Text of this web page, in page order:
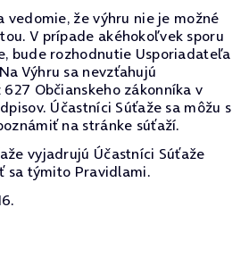
vedomie, že výhru nie je možné
V prípade akéhokoľvek sporu
bude rozhodnutie Usporiadateľa
Výhru sa nevzťahujú
627 Občianskeho zákonníka v
Účastníci Súťaže sa môžu s
na stránke súťaží.
vyjadrujú Účastníci Súťaže
sa týmito Pravidlami.